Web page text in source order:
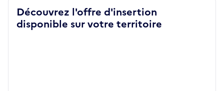
Découvrez l'offre d'insertion
disponible sur votre territoire